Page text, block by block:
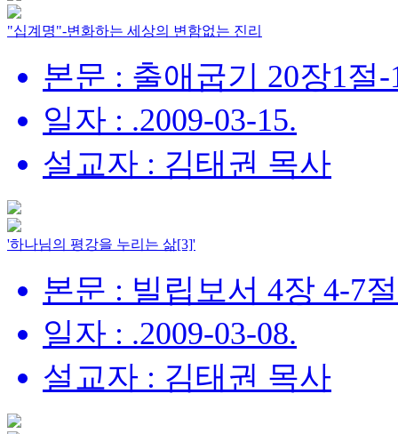
"십계명"-변화하는 세상의 변함없는 진리
본문 : 출애굽기 20장1절-
일자 : .2009-03-15.
설교자 : 김태권 목사
'하나님의 평강을 누리는 삶[3]'
본문 : 빌립보서 4장 4-7절
일자 : .2009-03-08.
설교자 : 김태권 목사